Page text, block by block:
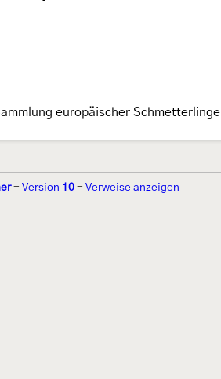
europäischer Schmetterlinge
- Version 10 - Verweise anzeigen